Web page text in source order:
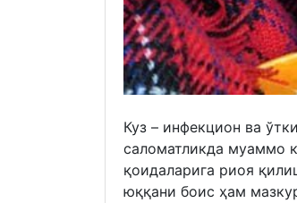
Куз – инфекцион ва
саломатликда муаммо
қоидаларига риоя
юққани боис ҳам